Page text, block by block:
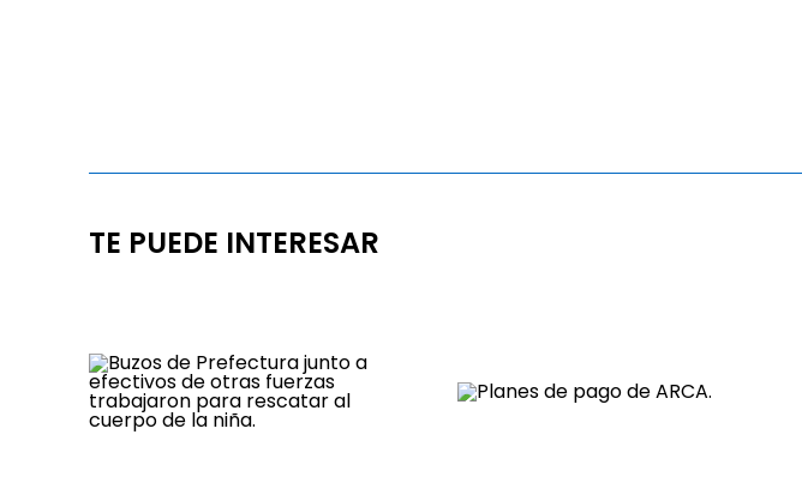
TE PUEDE INTERESAR